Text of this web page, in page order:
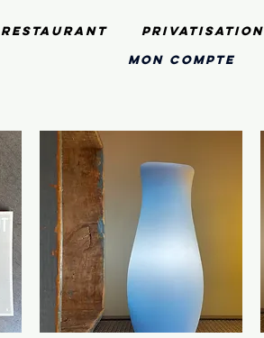
Restaurant Privatisation
mon compte